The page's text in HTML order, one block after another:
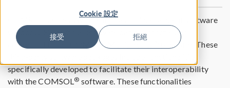
Cookie 設定
接受 拒絕
COMSOL partners with a number of independent software
vendors (ISVs) whose software can be effortlessly
connected to the COMSOL Multiphysics
platform. These
specifically developed to facilitate their interoperability
with the COMSOL® software. These functionalities